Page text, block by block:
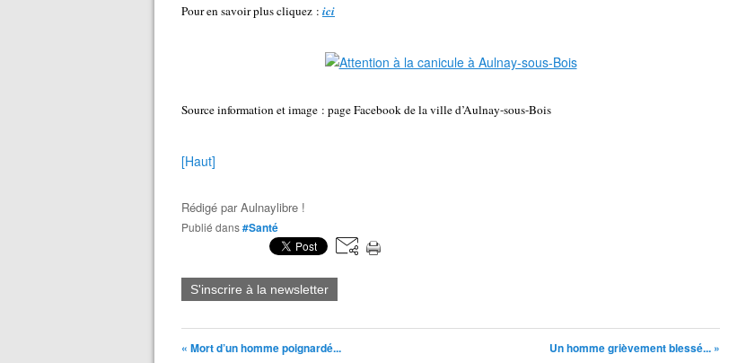
Pour en savoir plus cliquez : ici
Source information et image : page Facebook de la ville d’Aulnay-sous-Bois
[Haut]
Rédigé parAulnaylibre !
Publié dans#Santé
S'inscrire à la newsletter
« Mort d’un homme poignardé... Un homme grièvement blessé... »